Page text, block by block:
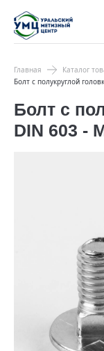
Главная Каталог
Болт с полукруглой
Болт с
DIN 603 -